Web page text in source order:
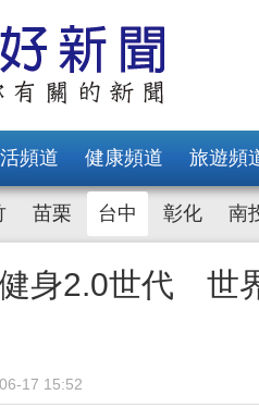
頻道 健康頻道 旅遊頻
苗栗 台中 彰化 南
身2.0世代 世
17 15:52